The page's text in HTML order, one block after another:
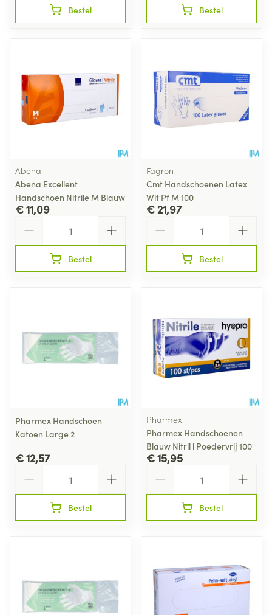
Bestel Bestel
Abena
Abena Excellent
Handschoen Nitrile M Blauw
€ 11,09
Bestel
Fagron
Cmt Handschoenen Latex
Wit Pf M 100
€ 21,97
Bestel
Pharmex Handschoen
Katoen Large 2
€ 12,57
Bestel
Pharmex
Pharmex Handschoenen
Blauw Nitril l Poedervrij 100
€ 15,95
Bestel